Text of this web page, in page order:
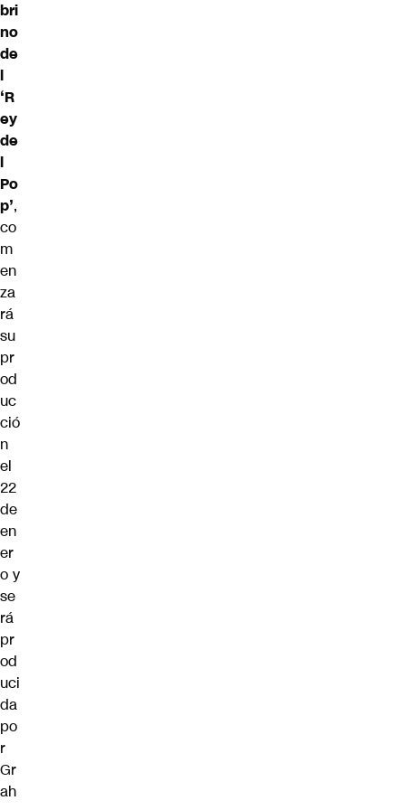
bri
no
de
l
‘R
ey
de
l
Po
p’,
co
m
en
za
rá
su
pr
od
uc
ció
n
el
22
de
en
er
o y
se
rá
pr
od
uci
da
po
r
Gr
ah